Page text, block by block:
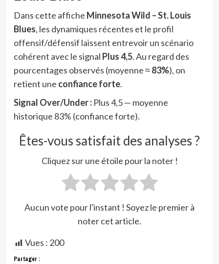
Dans cette affiche Minnesota Wild – St. Louis
Blues, les dynamiques récentes et le profil
offensif/défensif laissent entrevoir un scénario
cohérent avec le signal Plus 4,5. Au regard des
pourcentages observés (moyenne ≈83%), on
retient une confiance forte.
Signal Over/Under :Plus 4,5 — moyenne
historique 83% (confiance forte).
Êtes-vous satisfait des analyses ?
Cliquez sur une étoile pour la noter !
Aucun vote pour l'instant ! Soyez le premier à
noter cet article.
Vues : 200
Partager :